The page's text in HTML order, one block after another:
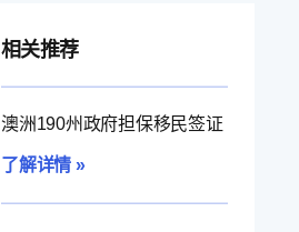
相关推荐
澳洲190州政府担保移民签证
了解详情 »